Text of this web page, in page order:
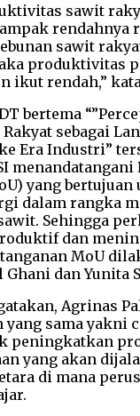
sawit
rendahnya
sawit
produktivitas
ikut rendah,”
bertema
sebagai
Era Industri”
menandatangani
yang bertujuan
dalam rangka
Sehingga
dan
MoU
Ghani dan Yunita
Agrinas
sama yakni
peningkatkan
yang akan
di mana